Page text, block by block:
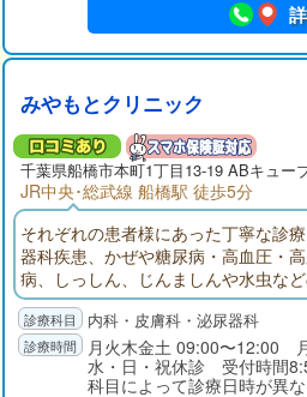
みやもとクリニック
千葉県船橋市本町1丁目13-19 ABキュー
JR中央･総武線 船橋駅 徒歩5分
それぞれの患者様にあった丁寧な診
器科疾患、かぜや糖尿病・高血圧・
病、しっしん、じんましんや水虫な
採血、エコー（腹部エコー・頸動脈
たします。CT、MRIは提携医療機関
ます。なるべく不必要な薬は処方しな
合った薬を考えていきます。
内科・皮膚科・泌尿器科
月火木金土 09:00〜12:00
水・日・祝休診 受付時間
科目によって診療日時が異